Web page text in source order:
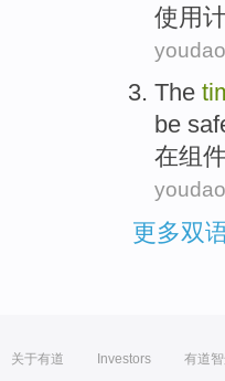
使用
youdao
The
be
在组
youdao
更多双
关于有道 Investors 有道